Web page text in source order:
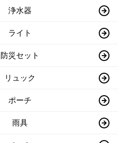
浄水器
ライト
防災セット
リュック
ポーチ
雨具